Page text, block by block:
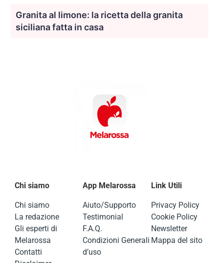
Granita al limone: la ricetta della granita
siciliana fatta in casa
Chi siamo
Chi siamo
La redazione
Gli esperti di
Melarossa
Contatti
App Melarossa
Aiuto/Supporto
Testimonial
F.A.Q.
Condizioni Generali
d’uso
Link Utili
Privacy Policy
Cookie Policy
Newsletter
Mappa del sito